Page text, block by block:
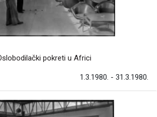
pokreti u Africi
1.3.1980. - 31.3.1980.